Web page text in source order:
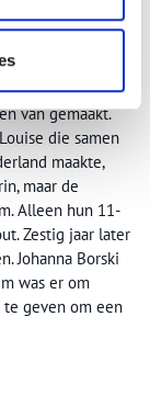
afrasteringen
de Borski’s
van gemaakt.
die samen
maakte,
maar de
Alleen hun 11-
Zestig jaar later
Johanna Borski
was er om
geven om een